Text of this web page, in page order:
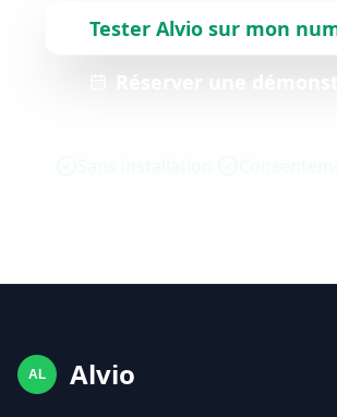
Tester Alvio sur mon
AL Alvio